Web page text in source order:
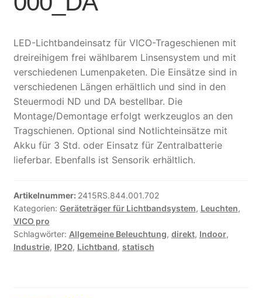
LED-Lichtbandeinsatz für VICO-Trageschienen mit
dreireihigem frei wählbarem Linsensystem und mit
verschiedenen Lumenpaketen. Die Einsätze sind in
verschiedenen Längen erhältlich und sind in den
Steuermodi ND und DA bestellbar. Die
Montage/Demontage erfolgt werkzeuglos an den
Tragschienen. Optional sind Notlichteinsätze mit
Akku für 3 Std. oder Einsatz für Zentralbatterie
lieferbar. Ebenfalls ist Sensorik erhältlich.
Artikelnummer: 2415RS.844.001.702
Kategorien: Geräteträger für Lichtbandsystem, Leuchten,
VICO pro
Schlagwörter: Allgemeine Beleuchtung, direkt, Indoor,
Industrie, IP20, Lichtband, statisch